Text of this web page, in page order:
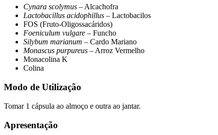
Cynara scolymus – Alcachofra
Lactobacillus acidophillus – Lactobacilos
FOS (Fruto-Oligossacáridos)
Foeniculum vulgare – Funcho
Silybum marianum – Cardo Mariano
Monascus purpureus – Arroz Vermelho
Monacolina K
Colina
Modo de Utilização
Tomar 1 cápsula ao almoço e outra ao jantar.
Apresentação